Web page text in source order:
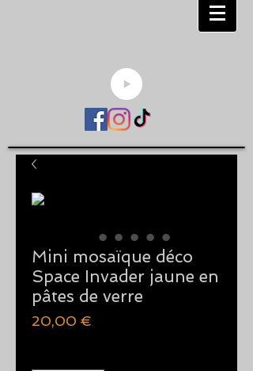
Mini mosaïque déco
Space Invader jaune en
pâtes de verre
20,00 €